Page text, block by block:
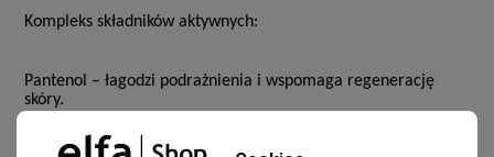
Kompleks składników aktywnych:
Pantenol – łagodzi podrażnienia i wspomaga regenerację
skóry.
Masło shea– zmiękcza i nawilża.